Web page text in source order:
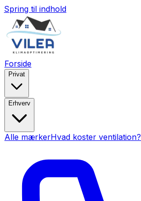
Spring til indhold
Forside
Privat
Erhverv
Alle mærkerHvad koster ventilation?